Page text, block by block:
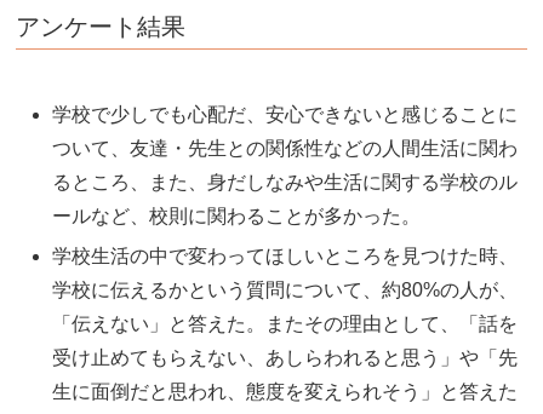
アンケート結果
学校で少しでも心配だ、安心できないと感じることに
ついて、友達・先生との関係性などの人間生活に関わ
るところ、また、身だしなみや生活に関する学校のル
ールなど、校則に関わることが多かった。
学校生活の中で変わってほしいところを見つけた時、
学校に伝えるかという質問について、約80%の人が、
「伝えない」と答えた。またその理由として、「話を
受け止めてもらえない、あしらわれると思う」や「先
生に面倒だと思われ、態度を変えられそう」と答えた